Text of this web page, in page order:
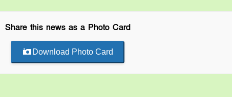
Share this news as a Photo Card
Download Photo Card